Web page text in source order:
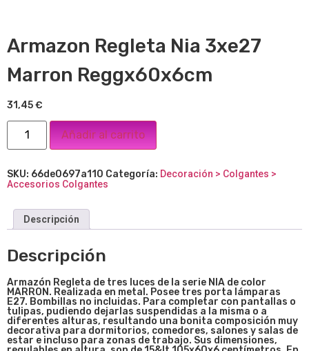
Armazon Regleta Nia 3xe27
Marron Reggx60x6cm
31,45€
Añadir al carrito
SKU: 66de0697a110 Categoría: Decoración > Colgantes >
Accesorios Colgantes
Descripción
Descripción
Armazón Regleta de tres luces de la serie NIA de color
MARRON. Realizada en metal. Posee tres porta lámparas
E27. Bombillas no incluidas. Para completar con pantallas o
tulipas, pudiendo dejarlas suspendidas a la misma o a
diferentes alturas, resultando una bonita composición muy
decorativa para dormitorios, comedores, salones y salas de
estar e incluso para zonas de trabajo. Sus dimensiones,